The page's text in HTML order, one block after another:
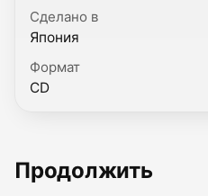
Сделано в
Япония
Формат
CD
Продолжить